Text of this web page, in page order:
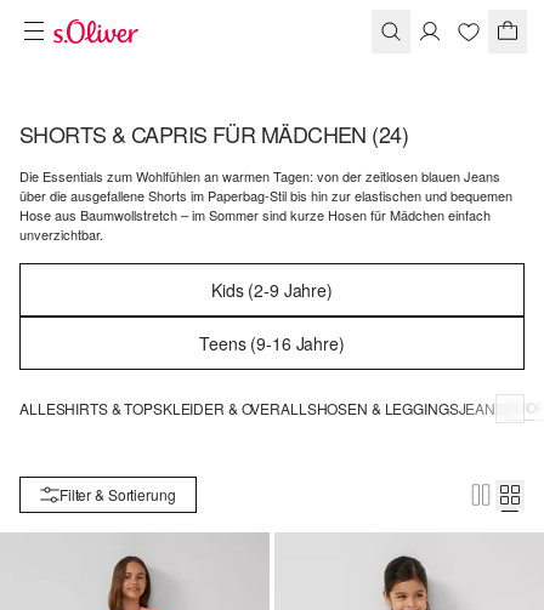
SHORTS & CAPRIS FÜR MÄDCHEN (24)
Die Essentials zum Wohlfühlen an warmen Tagen: von der zeitlosen blauen Jeans
über die ausgefallene Shorts im Paperbag-Stil bis hin zur elastischen und bequemen
Hose aus Baumwollstretch – im Sommer sind kurze Hosen für Mädchen einfach
unverzichtbar.
Kids (2-9 Jahre)
Teens (9-16 Jahre)
ALLESHIRTS & TOPSKLEIDER & OVERALLSHOSEN & LEGGINGSJEANS
Filter & Sortierung